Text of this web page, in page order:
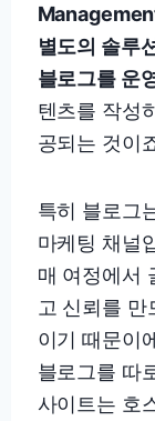
별도의 솔루
블로그를 운
텐츠를 작성
공되는 것이
특히 블로그
마케팅 채널
매 여정에서
고 신뢰를
이기 때문이
블로그를 따
사이트는 호